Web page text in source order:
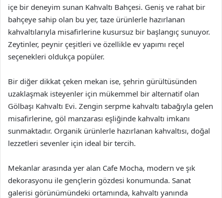
içe bir deneyim sunan Kahvaltı Bahçesi. Geniş ve rahat bir
bahçeye sahip olan bu yer, taze ürünlerle hazırlanan
kahvaltılarıyla misafirlerine kusursuz bir başlangıç sunuyor.
Zeytinler, peynir çeşitleri ve özellikle ev yapımı reçel
seçenekleri oldukça popüler.
Bir diğer dikkat çeken mekan ise, şehrin gürültüsünden
uzaklaşmak isteyenler için mükemmel bir alternatif olan
Gölbaşı Kahvaltı Evi. Zengin serpme kahvaltı tabağıyla gelen
misafirlerine, göl manzarası eşliğinde kahvaltı imkanı
sunmaktadır. Organik ürünlerle hazırlanan kahvaltısı, doğal
lezzetleri sevenler için ideal bir tercih.
Mekanlar arasında yer alan Cafe Mocha, modern ve şık
dekorasyonu ile gençlerin gözdesi konumunda. Sanat
galerisi görünümündeki ortamında, kahvaltı yanında